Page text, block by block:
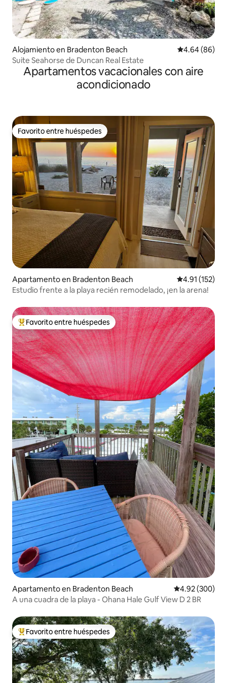
Alojamiento en Bradenton Beach Calificación
4.64 (86)
Suite Seahorse de Duncan Real Estate
Apartamentos vacacionales con aire
acondicionado
Favorito entre huéspedes
Favorito entre huéspedes
Apartamento en Bradenton Beach Calificación
4.91 (152)
Estudio frente a la playa recién remodelado, ¡en la arena!
Favorito entre huéspedes preferido
Favorito entre huéspedes
Apartamento en Bradenton Beach Calificación
4.92 (300)
A una cuadra de la playa - Ohana Hale Gulf View D 2 BR
Favorito entre huéspedes preferido
Favorito entre huéspedes